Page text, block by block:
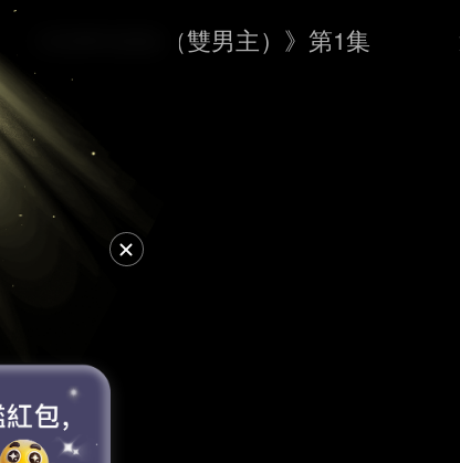
《漲潮時接吻（雙男主）》第1集